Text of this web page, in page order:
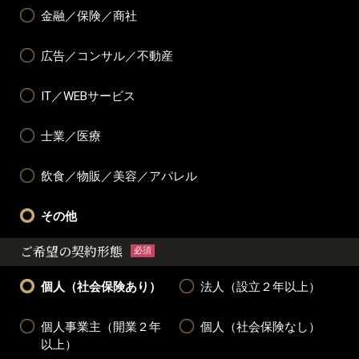
金融／保険／商社
広告／コンサル／不動産
IT／WEBサービス
士業／医療
飲食／物販／美容／アパレル
その他
ご希望の契約形態 必須
個人（社会保険あり） 法人（設立２年以上）
個人事業主（開業２年
以上）
個人（社会保険なし）